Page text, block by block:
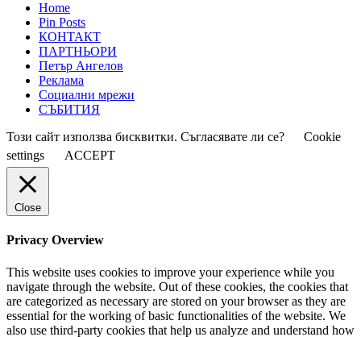
Home
Pin Posts
КОНТАКТ
ПАРТНЬОРИ
Петър Ангелов
Реклама
Социални мрежи
СЪБИТИЯ
Този сайт използва бисквитки. Съгласявате ли се?
Cookie
settings
ACCEPT
Close
Privacy Overview
This website uses cookies to improve your experience while you
navigate through the website. Out of these cookies, the cookies that
are categorized as necessary are stored on your browser as they are
essential for the working of basic functionalities of the website. We
also use third-party cookies that help us analyze and understand how